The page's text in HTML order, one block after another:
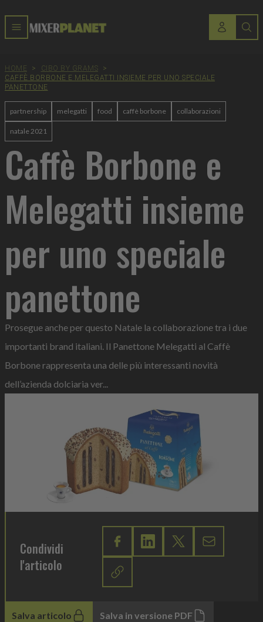
HOME > CIBO BY GRAMS
>
CAFFÈ BORBONE E MELEGATTI INSIEME PER UNO SPECIALE
PANETTONE
partnership melegatti food caffè borbone collaborazioni
natale 2021
Caffè Borbone e
Melegatti insieme
per uno speciale
panettone
Prosegue anche per questo Natale la collaborazione tra i due
importanti brand italiani. Il Panettone Melegatti al Caffè
Borbone rappresenta una delle più interessanti novità
dell’azienda dolciaria ver...
Condividi
l'articolo
Salva articolo Salva in versione PDF